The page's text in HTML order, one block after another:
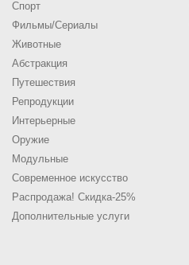
Спорт
Фильмы/Сериалы
Животные
Абстракция
Путешествия
Репродукции
Интерьерные
Оружие
Модульные
Современное искусство
Распродажа! Скидка-25%
Дополнительные услуги